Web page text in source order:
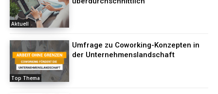
Aktuell
Top Thema
Umfrage zu Coworking-Konzepten in
der Unternehmenslandschaft